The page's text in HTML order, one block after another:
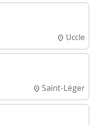
Uccle
Saint-Léger